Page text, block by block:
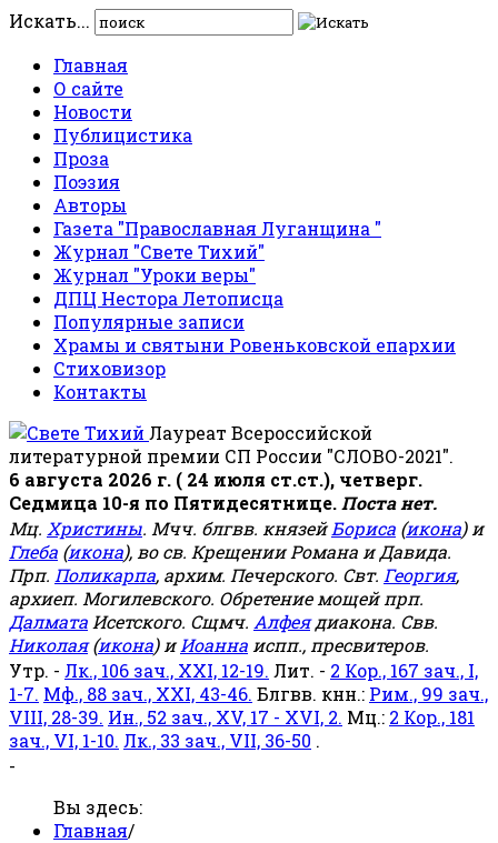
Искать...
Главная
О сайте
Новости
Публицистика
Проза
Поэзия
Авторы
Газета "Православная Луганщина "
Журнал "Свете Тихий"
Журнал "Уроки веры"
ДПЦ Нестора Летописца
Популярные записи
Храмы и святыни Ровеньковской епархии
Стиховизор
Контакты
Лауреат Всероссийской
литературной премии СП России "СЛОВО-2021".
6 августа 2026 г. ( 24 июля ст.ст.), четверг.
Седмица 10-я по Пятидесятнице. Поста нет.
Мц. Христины. Мчч. блгвв. князейБориса (икона) и
Глеба (икона), во св. Крещении Романа и Давида.
Прп. Поликарпа, архим. Печерского. Свт. Георгия,
архиеп. Могилевского. Обретение мощей прп.
Далмата Исетского. Сщмч. Алфеядиакона. Свв.
Николая(икона) иИоанна испп., пресвитеров.
Утр. - Лк., 106 зач., XXI, 12-19. Лит. - 2 Кор., 167 зач., I,
1-7. Мф., 88 зач., XXI, 43-46. Блгвв. кнн.: Рим., 99 зач.,
VIII, 28-39. Ин., 52 зач., XV, 17 - XVI, 2. Мц.: 2 Кор., 181
зач., VI, 1-10. Лк., 33 зач., VII, 36-50 .
-
Вы здесь:
Главная/